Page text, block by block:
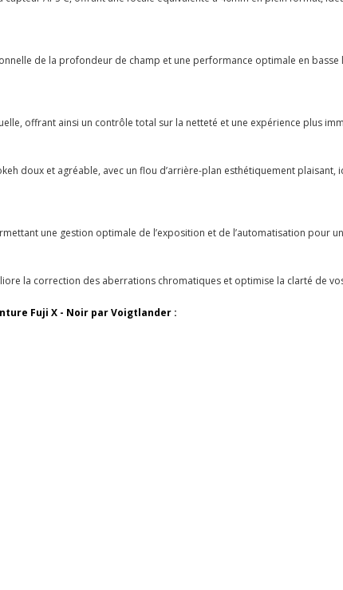
de la profondeur de champ et une performance optimale en
offrant ainsi un contrôle total sur la netteté et une expérience plus
doux et agréable, avec un flou d’arrière-plan esthétiquement
une gestion optimale de l’exposition et de l’automatisation pour
la correction des aberrations chromatiques et optimise la clarté de
Fuji X - Noir par Voigtlander :